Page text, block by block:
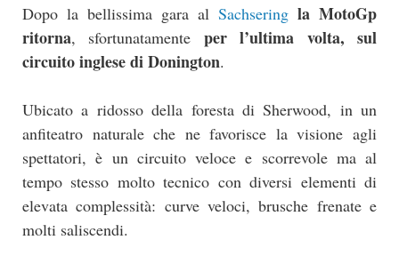
Dopo la bellissima gara al Sachsering la MotoGp
ritorna, sfortunatamente per l’ultima volta, sul
circuito inglese di Donington.
Ubicato a ridosso della foresta di Sherwood, in un
anfiteatro naturale che ne favorisce la visione agli
spettatori, è un circuito veloce e scorrevole ma al
tempo stesso molto tecnico con diversi elementi di
elevata complessità: curve veloci, brusche frenate e
molti saliscendi.